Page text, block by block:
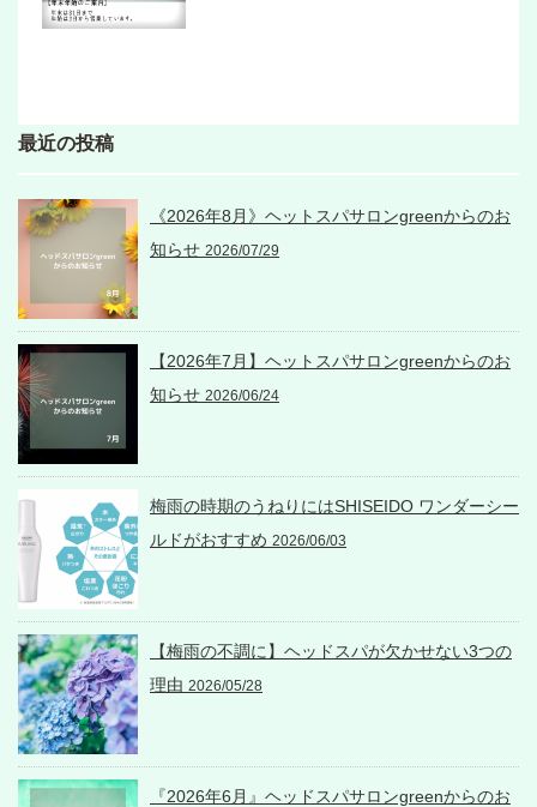
最近の投稿
《2026年8月》ヘットスパサロンgreenからのお
知らせ 2026/07/29
【2026年7月】ヘットスパサロンgreenからのお
知らせ 2026/06/24
梅雨の時期のうねりにはSHISEIDO ワンダーシー
ルドがおすすめ 2026/06/03
【梅雨の不調に】ヘッドスパが欠かせない3つの
理由 2026/05/28
『2026年6月』ヘッドスパサロンgreenからのお